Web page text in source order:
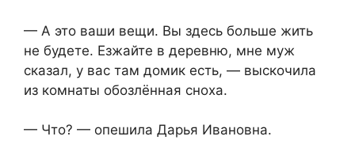
— А это ваши вещи. Вы здесь больше жить
не будете. Езжайте в деревню, мне муж
сказал, у вас там домик есть, — выскочила
из комнаты обозлённая сноха.
— Что? — опешила Дарья Ивановна.